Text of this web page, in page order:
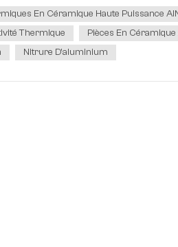
En Céramique Haute Puissance
Thermique
Pièces En
Nitrure D'aluminium